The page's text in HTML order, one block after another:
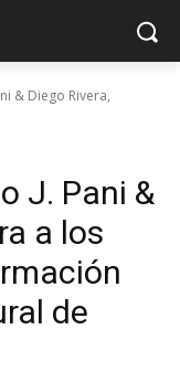
& Diego Rivera,
J. Pani &
a los
de